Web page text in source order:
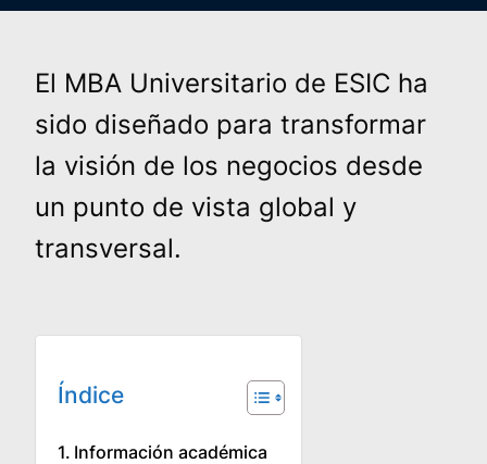
El MBA Universitario de ESIC ha
sido diseñado para transformar
la visión de los negocios desde
un punto de vista global y
transversal.
Índice
Información académica